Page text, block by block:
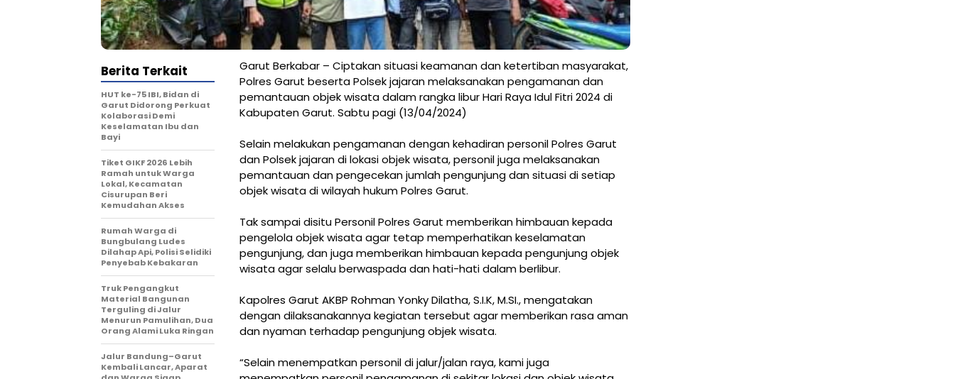
Garut Berkabar – Ciptakan situasi keamanan dan ketertiban masyarakat,
Polres Garut beserta Polsek jajaran melaksanakan pengamanan dan
pemantauan objek wisata dalam rangka libur Hari Raya Idul Fitri 2024 di
Kabupaten Garut. Sabtu pagi (13/04/2024)
Selain melakukan pengamanan dengan kehadiran personil Polres Garut
dan Polsek jajaran di lokasi objek wisata, personil juga melaksanakan
pemantauan dan pengecekan jumlah pengunjung dan situasi di setiap
objek wisata di wilayah hukum Polres Garut.
Tak sampai disitu Personil Polres Garut memberikan himbauan kepada
pengelola objek wisata agar tetap memperhatikan keselamatan
pengunjung, dan juga memberikan himbauan kepada pengunjung objek
wisata agar selalu berwaspada dan hati-hati dalam berlibur.
Kapolres Garut AKBP Rohman Yonky Dilatha, S.I.K, M.SI., mengatakan
dengan dilaksanakannya kegiatan tersebut agar memberikan rasa aman
dan nyaman terhadap pengunjung objek wisata.
“Selain menempatkan personil di jalur/jalan raya, kami juga
Berita Terkait
HUT ke-75 IBI, Bidan di
Garut Didorong Perkuat
Kolaborasi Demi
Keselamatan Ibu dan
Bayi
Tiket GIKF 2026 Lebih
Ramah untuk Warga
Lokal, Kecamatan
Cisurupan Beri
Kemudahan Akses
Rumah Warga di
Bungbulang Ludes
Dilahap Api, Polisi Selidiki
Penyebab Kebakaran
Truk Pengangkut
Material Bangunan
Terguling di Jalur
Menurun Pamulihan, Dua
Orang Alami Luka Ringan
Jalur Bandung–Garut
Kembali Lancar, Aparat